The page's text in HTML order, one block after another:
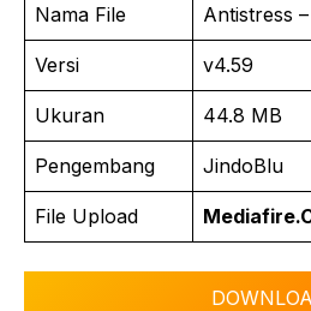
Nama File Antistress
Versi v4.59
Ukuran 44.8 MB
Pengembang JindoBlu
File Upload